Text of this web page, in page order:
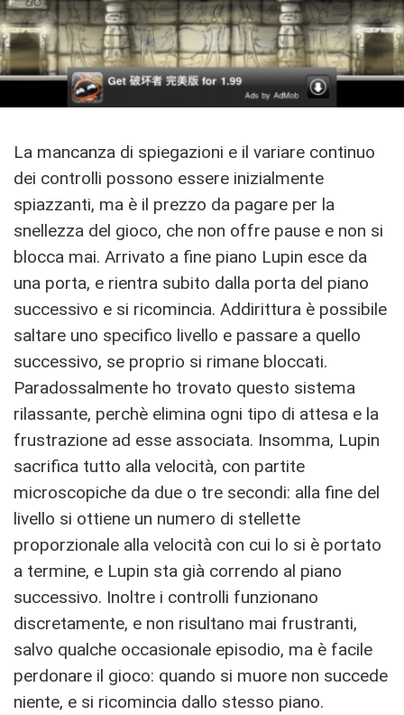
La mancanza di spiegazioni e il variare continuo
dei controlli possono essere inizialmente
spiazzanti, ma è il prezzo da pagare per la
snellezza del gioco, che non offre pause e non si
blocca mai. Arrivato a fine piano Lupin esce da
una porta, e rientra subito dalla porta del piano
successivo e si ricomincia. Addirittura è possibile
saltare uno specifico livello e passare a quello
successivo, se proprio si rimane bloccati.
Paradossalmente ho trovato questo sistema
rilassante, perchè elimina ogni tipo di attesa e la
frustrazione ad esse associata. Insomma, Lupin
sacrifica tutto alla velocità, con partite
microscopiche da due o tre secondi: alla fine del
livello si ottiene un numero di stellette
proporzionale alla velocità con cui lo si è portato
a termine, e Lupin sta già correndo al piano
successivo. Inoltre i controlli funzionano
discretamente, e non risultano mai frustranti,
salvo qualche occasionale episodio, ma è facile
perdonare il gioco: quando si muore non succede
niente, e si ricomincia dallo stesso piano.